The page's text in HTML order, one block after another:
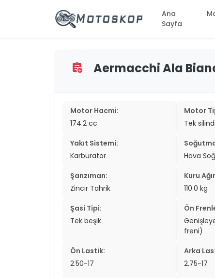
Ana
Sayfa
assignment_add Aermacchi Ala
Motor Hacmi:
174.2 cc
Motor
Tek
Yakıt Sistemi:
Karbüratör
Hava
Şanzıman:
Zincir Tahrik
Kuru
110.0 kg
Şasi Tipi:
Tek beşik
Ön
freni)
Ön Lastik:
2.50-17
Arka
2.75-17